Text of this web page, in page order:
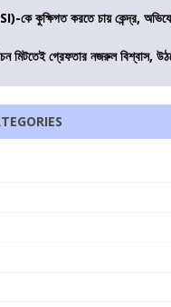
কুক্ষিগত করতে চায় কেন্দ্র,
মিটতেই গ্রেফতার নজরুল বিশ্বাস,